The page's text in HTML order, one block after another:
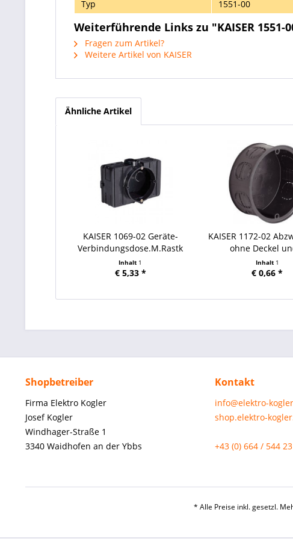
Typ 1551-00
Weiterführende Links zu "KAISER
Fragen zum Artikel?
Weitere Artikel von KAISER
Ähnliche Artikel
KAISER 1069-02 Geräte-
Verbindungsdose.M.Rastk
Inhalt 1
€ 5,33 *
KAISER 1172-02
ohne Deckel
Inhalt 1
€ 0,66 *
Shopbetreiber
Firma Elektro Kogler
Josef Kogler
Windhager-Straße 1
3340 Waidhofen an der Ybbs
Kontakt
info@elektro-
shop.elektro-
+43 (0) 664 / 544
* Alle Preise inkl. gesetzl.